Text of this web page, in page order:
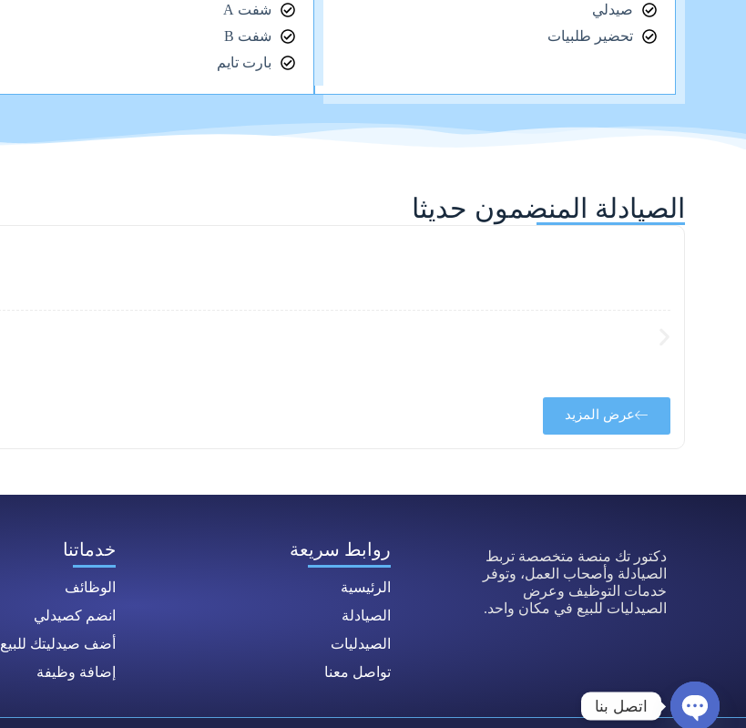
صيدلي
تحضير طلبيات
شفت A
شفت B
بارت تايم
الصيادلة المنضمون حديثا
عرض المزيد
دكتور تك منصة متخصصة تربط
الصيادلة وأصحاب العمل، وتوفر
خدمات التوظيف وعرض
الصيدليات للبيع في مكان واحد.
روابط سريعة
الرئيسية
الصيادلة
الصيدليات
تواصل معنا
خدماتنا
الوظائف
انضم كصيدلي
أضف صيدليتك للبيع
إضافة وظيفة
اتصل بنا